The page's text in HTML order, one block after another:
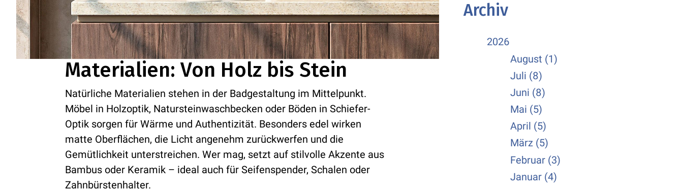
Materialien: Von Holz bis Stein
Natürliche Materialien stehen in der Badgestaltung im Mittelpunkt.
Möbel in Holzoptik, Natursteinwaschbecken oder Böden in Schiefer-
Optik sorgen für Wärme und Authentizität. Besonders edel wirken
matte Oberflächen, die Licht angenehm zurückwerfen und die
Gemütlichkeit unterstreichen. Wer mag, setzt auf stilvolle Akzente aus
Bambus oder Keramik – ideal auch für Seifenspender, Schalen oder
Zahnbürstenhalter.
Archiv
2026
August (1)
Juli (8)
Juni (8)
Mai (5)
April (5)
März (5)
Februar (3)
Januar (4)